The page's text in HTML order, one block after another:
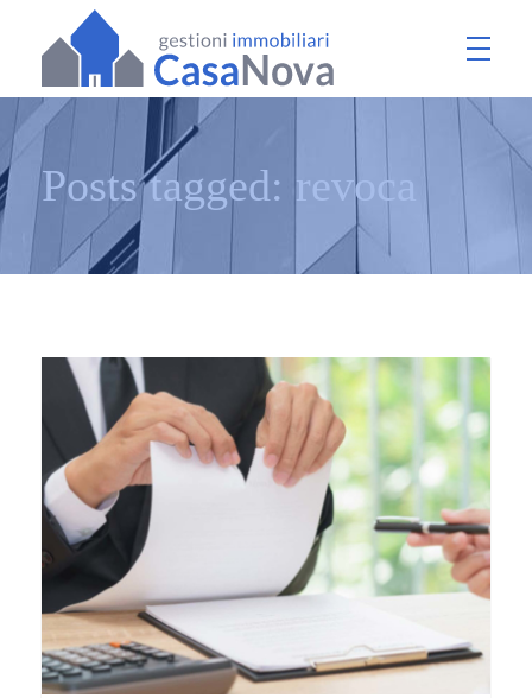
Posts tagged: revoca